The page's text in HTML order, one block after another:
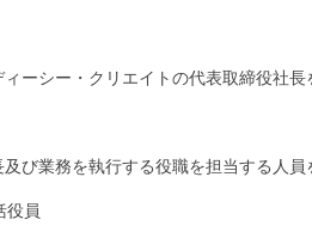
ーシー・クリエイトの代表取締役社長
び業務を執行する役職を担当する人員
役員